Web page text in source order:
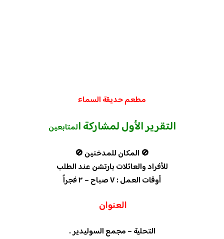
مطعم حديقة السماء
التقرير الأول لمشاركة المتابعين
🚫 المكان للمدخنين 🚫
للأفراد والعائلات بارتشن عند الطلب
أوقات العمل : ٧ صباح – ٢ فجراً
العنوان
التحلية – مجمع السوليدير .